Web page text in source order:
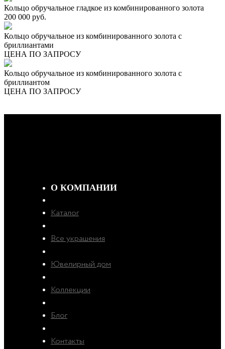
Кольцо обручальное гладкое из комбинированного золота
200 000 руб.
Кольцо обручальное из комбинированного золота с
бриллиантами
ЦЕНА ПО ЗАПРОСУ
Кольцо обручальное из комбинированного золота с
бриллиантом
ЦЕНА ПО ЗАПРОСУ
О КОМПАНИИ
Каталог
Все украшения
Ювелирный дом
Коллекции
Блог
Контакты